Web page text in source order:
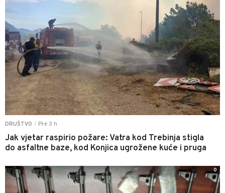
DRUŠTVO Pre 3 h
Jak vjetar raspirio požare: Vatra kod Trebinja stigla
do asfaltne baze, kod Konjica ugrožene kuće i pruga
0